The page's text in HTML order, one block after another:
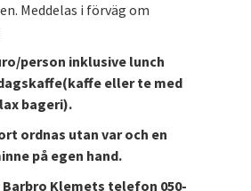
Meddelas i förväg om
person inklusive lunch
eller te med
bageri).
ordnas utan var och en
på egen hand.
Klemets telefon 050-